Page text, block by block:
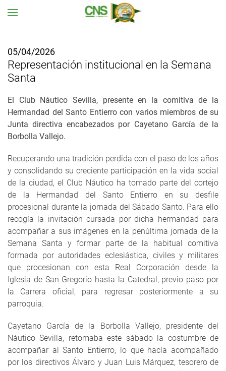
05/04/2026
Representación institucional en la Semana
Santa
El Club Náutico Sevilla, presente en la comitiva de la
Hermandad del Santo Entierro con varios miembros de su
Junta directiva encabezados por Cayetano García de la
Borbolla Vallejo.
Recuperando una tradición perdida con el paso de los años
y consolidando su creciente participación en la vida social
de la ciudad, el Club Náutico ha tomado parte del cortejo
de la Hermandad del Santo Entierro en su desfile
procesional durante la jornada del Sábado Santo. Para ello
recogía la invitación cursada por dicha hermandad para
acompañar a sus imágenes en la penúltima jornada de la
Semana Santa y formar parte de la habitual comitiva
formada por autoridades eclesiástica, civiles y militares
que procesionan con esta Real Corporación desde la
Iglesia de San Gregorio hasta la Catedral, previo paso por
la Carrera oficial, para regresar posteriormente a su
parroquia.
Cayetano García de la Borbolla Vallejo, presidente del
Náutico Sevilla, retomaba este sábado la costumbre de
acompañar al Santo Entierro, lo que hacía acompañado
por los directivos Álvaro y Juan Luis Márquez, tesorero de